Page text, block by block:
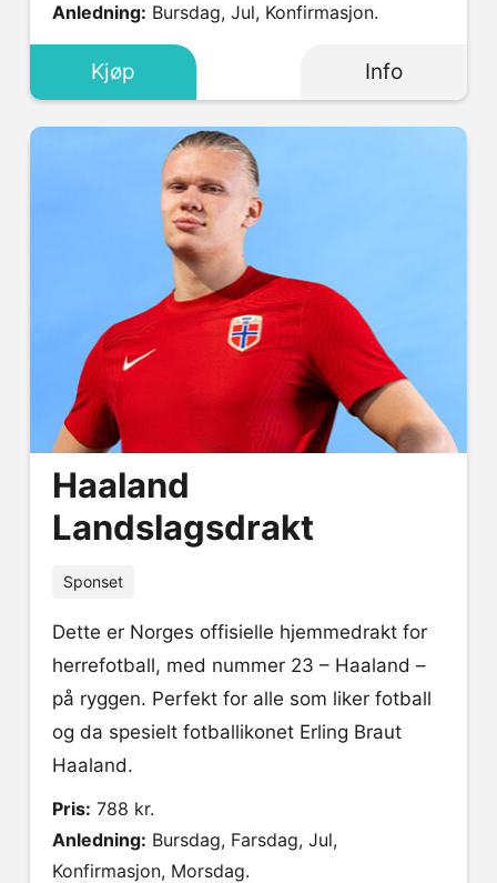
Anledning: Bursdag, Jul, Konfirmasjon.
Info
Kjøp
Haaland
Landslagsdrakt
Sponset
Dette er Norges offisielle hjemmedrakt for
herrefotball, med nummer 23 – Haaland –
på ryggen. Perfekt for alle som liker fotball
og da spesielt fotballikonet Erling Braut
Haaland.
Pris: 788 kr.
Anledning: Bursdag, Farsdag, Jul,
Konfirmasjon, Morsdag.